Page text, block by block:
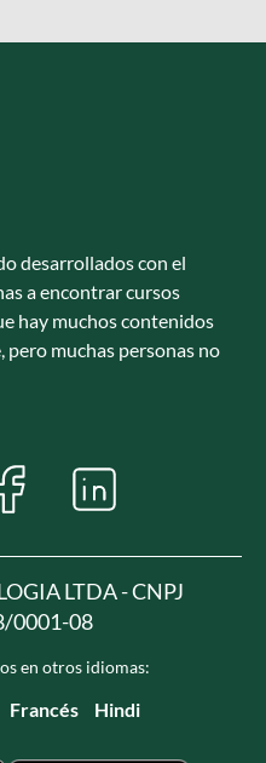
desarrollados con el
a encontrar cursos
hay muchos contenidos
muchas personas no
LTDA - CNPJ
0001-08
en otros idiomas:
Francés Hindi